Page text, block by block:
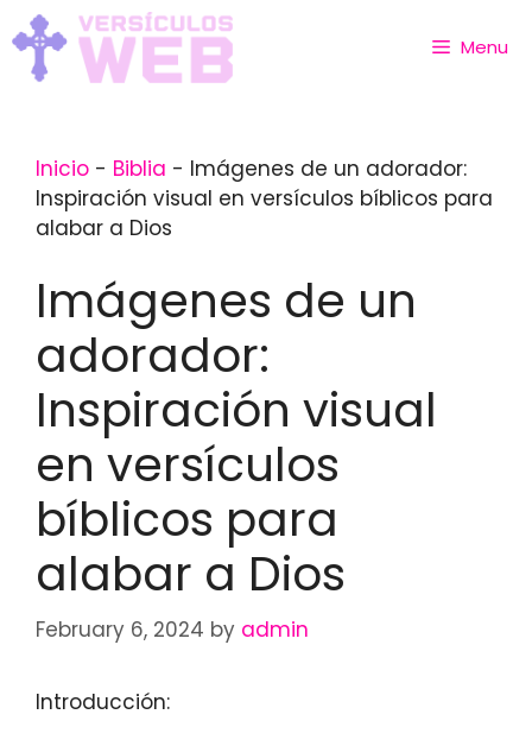
Skip
to
content
Menu
Inicio - Biblia - Imágenes de un adorador:
Inspiración visual en versículos bíblicos para
alabar a Dios
Imágenes de un
adorador:
Inspiración visual
en versículos
bíblicos para
alabar a Dios
February 6, 2024 by admin
Introducción: